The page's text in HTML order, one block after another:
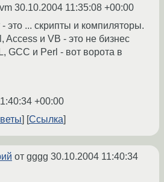
30.10.2004 11:35:08 +00:00
это ... скрипты и компиляторы.
Access и VB - это не бизнес
GCC и Perl - вот ворота в
+00:00
Ссылка
от gggg 30.10.2004 11:40:34